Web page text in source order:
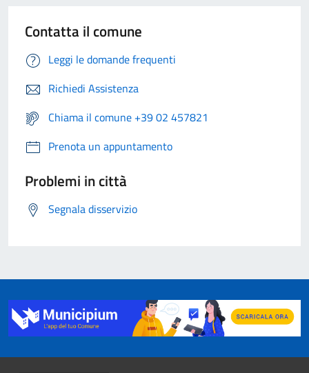
Contatta il comune
Leggi le domande frequenti
Richiedi Assistenza
Chiama il comune +39 02 457821
Prenota un appuntamento
Problemi in città
Segnala disservizio